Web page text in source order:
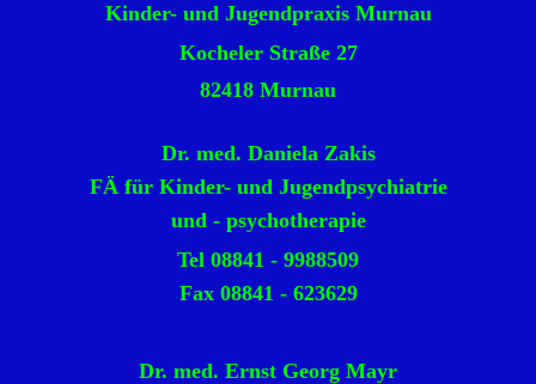
Kinder- und Jugendpraxis Murnau
Kocheler Straße 27
82418 Murnau
Dr. med. Daniela Zakis
FÄ für Kinder- und Jugendpsychiatrie
und - psychotherapie
Tel 08841 - 9988509
Fax 08841 - 623629
Dr. med. Ernst Georg Mayr